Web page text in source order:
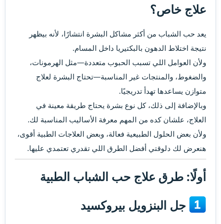
علاج خاص؟​
يعد حب الشباب من أكثر مشاكل البشرة انتشارًا، لأنه بيظهر
نتيجة اختلاط الدهون بالبكتيريا داخل المسام.
ولأن العوامل اللي تسبب الحبوب متعددة—مثل الهرمونات،
والضغوط، والمنتجات غير المناسبة—تحتاج البشرة لعلاج
متوازن يساعدها تهدأ تدريجيًا.
وبالإضافة إلى ذلك، كل نوع بشرة يحتاج طريقة معينة في
العلاج، علشان كده من المهم معرفة الأساليب المناسبة لك.
ولأن بعض الحلول الطبيعية فعالة، وبعض العلاجات الطبية أقوى،
هنعرض لك دلوقتي أفضل الطرق اللي تقدري تعتمدي عليها.
أولًا: طرق علاج حب الشباب الطبية​
جل البنزويل بيروكسيد​